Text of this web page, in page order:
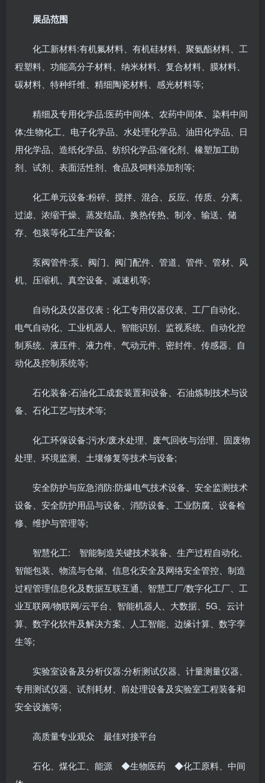
展品范围
化工新材料:有机氟材料、有机硅材料、聚氨酯材料、工
程塑料、功能高分子材料、纳米材料、复合材料、膜材料、
碳材料、特种纤维、精细陶瓷材料、感光材料等;
精细及专用化学品:医药中间体、农药中间体、染料中间
体;生物化工、电子化学品、水处理化学品、油田化学品、日
用化学品、造纸化学品、纺织化学品:催化剂、橡塑加工助
剂、试剂、表面活性剂、食品及饲料添加剂等;
化工单元设备:粉碎、搅拌、混合、反应、传质、分离、
过滤、浓缩干燥、蒸发结晶、换热传热、制冷、输送、储
存、包装等化工生产设备;
泵阀管件:泵、阀门、阀门配件、管道、管件、管材、风
机、压缩机、真空设备、减速机等;
自动化及仪器仪表：化工专用仪器仪表、工厂自动化、
电气自动化、工业机器人、智能识别、监视系统、自动化控
制系统、液压件、液力件、气动元件、密封件、传感器、自
动化及控制系统等;
石化装备:石油化工成套装置和设备、石油炼制技术与设
备、石化工艺与技术等;
化工环保设备:污水/废水处理、废气回收与治理、固废物
处理、环境监测、土壤修复等技术与设备;
安全防护与应急消防:防爆电气技术设备、安全监测技术
设备、安全防护用品与设备、消防设备、工业防腐、设备检
修、维护与管理等;
智慧化工: 智能制造关键技术装备、生产过程自动化、
智能包装、物流与仓储、信息化安全及网络安全管控、制造
过程管理信息化及数据互联互通、智慧工厂/数字化工厂、工
业互联网/物联网/云平台、智能机器⼈、⼤数据、5G、云计
算、数字化软件及解决⽅案、⼈⼯智能、边缘计算、数字孪
⽣等;
实验室设备及分析仪器:分析测试仪器、计量测量仪器、
专用测试仪器、试剂耗材、前处理设备及实验室工程装备和
安全设施等;
高质量专业观众 最佳对接平台
石化、煤化工、能源 ◆生物医药 ◆化工原料、中间